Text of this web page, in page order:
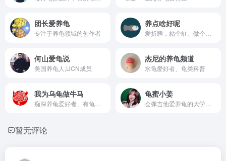
团长爱养龟
专注于养龟领域的创作者
养点啥好呢
何山爱龟说
美国养龟人,UCN成员
杰尼的养龟频道
水龟爱好者、龟类科普
我为乌龟做牛马 龟蜜小姜
暂无评论